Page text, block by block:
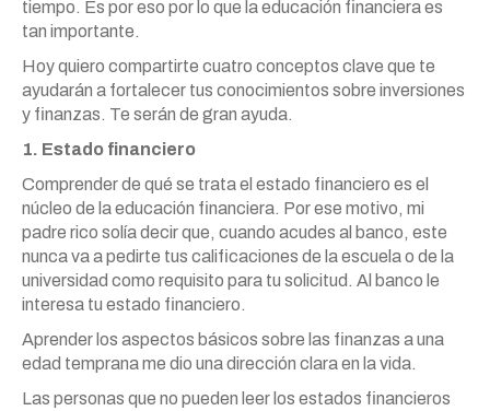
tiempo. Es por eso por lo que la educación financiera es
tan importante.
Hoy quiero compartirte cuatro conceptos clave que te
ayudarán a fortalecer tus conocimientos sobre inversiones
y finanzas. Te serán de gran ayuda.
1. Estado financiero
Comprender de qué se trata el estado financiero es el
núcleo de la educación financiera. Por ese motivo, mi
padre rico solía decir que, cuando acudes al banco, este
nunca va a pedirte tus calificaciones de la escuela o de la
universidad como requisito para tu solicitud. Al banco le
interesa tu estado financiero.
Aprender los aspectos básicos sobre las finanzas a una
edad temprana me dio una dirección clara en la vida.
Las personas que no pueden leer los estados financieros